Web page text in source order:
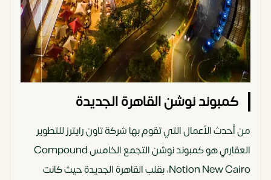
كمبوند نوشن القاهرة الجديدة
من أحدث الأعمال التي تقوم بها شركة تاون رايترز للتطوير
العقاري هو كمبوند نوشن التجمع الخامس Compound
Notion New Cairo، بقلب القاهرة الجديدة حيث كانت